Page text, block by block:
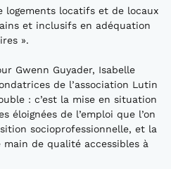
logements locatifs et de locaux
et inclusifs en adéquation
».
Gwenn Guyader, Isabelle
de l’association Lutin
: c’est la mise en situation
éloignées de l’emploi que l’on
socioprofessionnelle, et la
de qualité accessibles à